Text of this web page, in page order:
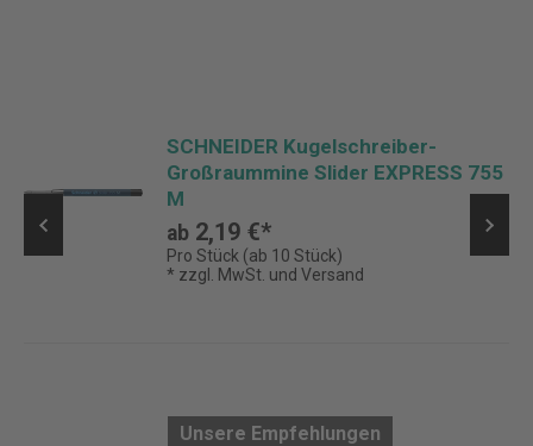
SCHNEIDER Kugelschreiber-
Großraummine Slider EXPRESS 755
M
ab 2,19 €*
Pro Stück (ab 10 Stück)
* zzgl. MwSt. und Versand
Unsere Empfehlungen